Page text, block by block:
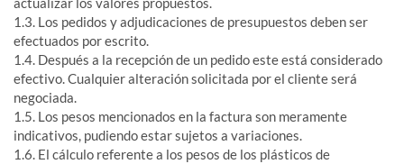
1.3. Los pedidos y adjudicaciones de presupuestos deben ser
efectuados por escrito.
1.4. Después a la recepción de un pedido este está considerado
efectivo. Cualquier alteración solicitada por el cliente será
negociada.
1.5. Los pesos mencionados en la factura son meramente
indicativos, pudiendo estar sujetos a variaciones.
1.6. El cálculo referente a los pesos de los plásticos de